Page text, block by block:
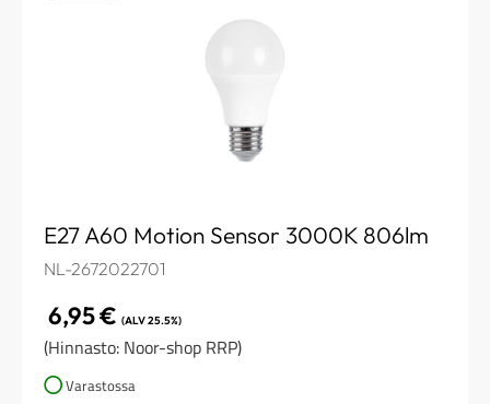
E27 A60 Motion Sensor 3000K 806lm
NL-2672022701
6,95€ (ALV 25.5%)
(Hinnasto: Noor-shop RRP)
Varastossa